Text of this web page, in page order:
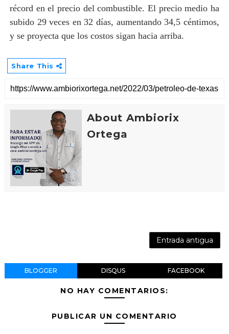
récord en el precio del combustible. El precio medio ha
subido 29 veces en 32 días, aumentando 34,5 céntimos,
y se proyecta que los costos sigan hacia arriba.
Share This
About Ambiorix
Ortega
Entrada antigua
BLOGGER DISQUS FACEBOOK
NO HAY COMENTARIOS:
PUBLICAR UN COMENTARIO